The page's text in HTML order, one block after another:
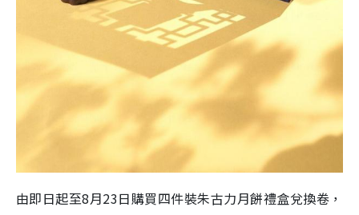
由即日起至8月23日購買四件裝朱古力月餅禮盒兌換卷，